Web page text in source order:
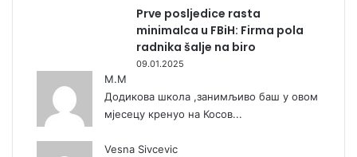
Prve posljedice rasta
minimalca u FBiH: Firma pola
radnika šalje na biro
09.01.2025
М.М
Додикова школа ,занимљиво баш у овом
мјесецу кренуо на Косов...
Vesna Sivcevic